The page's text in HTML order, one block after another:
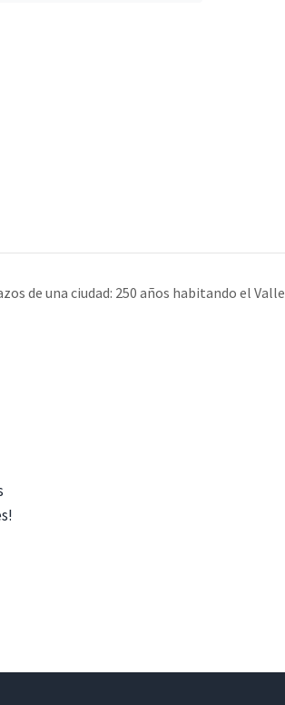
de una ciudad: 250 años habitando el Valle